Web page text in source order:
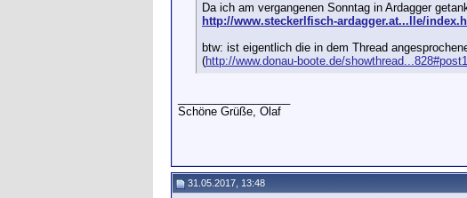
Da ich am vergangenen Sonntag in Ardagger
http://www.steckerlfisch-ardagger.at...lle/
btw: ist eigentlich die in dem Thread
(http://www.donau-boote.de/
Schöne Grüße, Olaf
31.05.2017, 13:48